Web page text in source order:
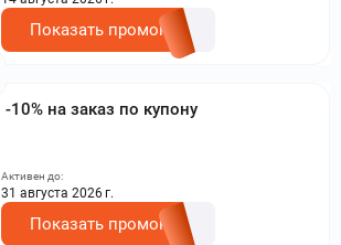
Показать промокод
-10% на заказ по купону
Активен до:
31 августа 2026 г.
Показать промокод